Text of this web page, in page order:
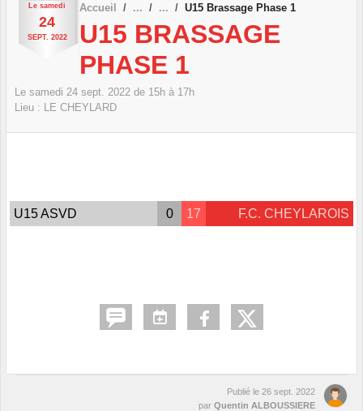
Le samedi
24
SEPT. 2022
Accueil U15 Brassage Phase 1
U15 BRASSAGE
PHASE 1
Le samedi 24 sept. 2022 de 15h à 17h
Lieu : LE CHEYLARD
U15 ASVD 0 17 F.C. CHEYLAROIS
Publié le 26 sept. 2022
par Quentin ALBOUSSIERE